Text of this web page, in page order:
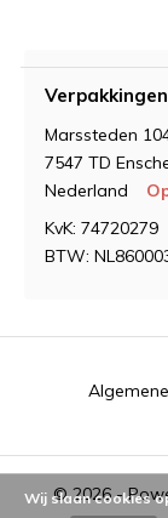
Marssteden
7547 TD
Nederland
KvK: 74720279
BTW:
© 2026 -
Wij slaan cookies